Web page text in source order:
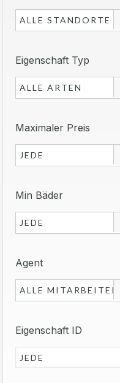
ALLE STANDORTE
Eigenschaft Typ
ALLE ARTEN
Maximaler Preis
JEDE
Min Bäder
JEDE
Agent
ALLE MITARBEITER
Eigenschaft ID